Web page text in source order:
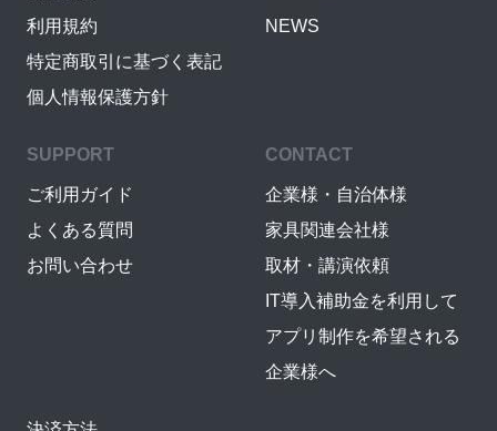
利用規約
特定商取引に基づく表記
個人情報保護方針
NEWS
SUPPORT
ご利用ガイド
よくある質問
お問い合わせ
CONTACT
企業様・自治体様
家具関連会社様
取材・講演依頼
IT導入補助金を利用して
アプリ制作を希望される
企業様へ